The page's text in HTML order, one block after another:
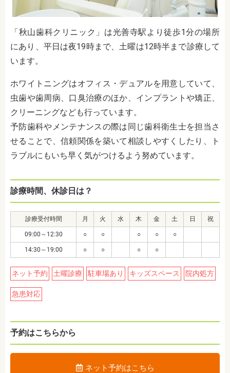
「秋山歯科クリニック」は光善寺駅より徒歩1分の場所
にあり、平日は夜19時まで、土曜は12時半まで診療して
います。
ホワイトニングはオフィス・デュアルを用意していて、
虫歯や歯周病、口臭治療のほか、インプラントや矯正、
クリーニングなども行っています。
予防歯科やメンテナンスの際は同じ歯科衛生士を担当さ
せることで、信頼関係を築いて相談しやすくしたり、ト
ラブルにもいち早く気がつけるよう努めています。
診療時間、休診日は？
診療受付時間 月 火 水 木 金 土 日 祝
09:00～12:30 ○ ○ ○ ○ ○
14:30～19:00 ○ ○ ○ ○
ネット予約 土曜診療 駐車場あり キッズスペース 院内処方
急患対応
予約はこちらから
ネット予約はこちら